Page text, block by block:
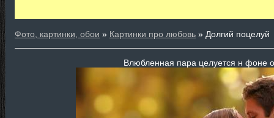
Фото, картинки, обои » Картинки про любовь » Долгий поцелуй
Влюбленная пара целуется н фоне